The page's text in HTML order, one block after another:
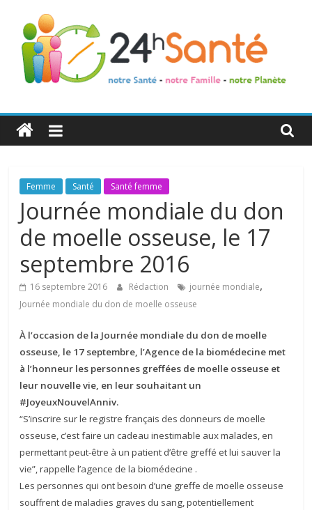
24h
Santé
La
santé
de
toute
famille
Femme Santé Santé femme
Journée mondiale du don
de moelle osseuse, le 17
septembre 2016
16 septembre 2016 Rédaction journée mondiale,
Journée mondiale du don de moelle osseuse
À l’occasion de la Journée mondiale du don de moelle
osseuse, le 17 septembre, l’Agence de la biomédecine met
à l’honneur les personnes greffées de moelle osseuse et
leur nouvelle vie, en leur souhaitant un
#JoyeuxNouvelAnniv.
“S’inscrire sur le registre français des donneurs de moelle
osseuse, c’est faire un cadeau inestimable aux malades, en
permettant peut-être à un patient d’être greffé et lui sauver la
vie”, rappelle l’agence de la biomédecine .
Les personnes qui ont besoin d’une greffe de moelle osseuse
souffrent de maladies graves du sang, potentiellement